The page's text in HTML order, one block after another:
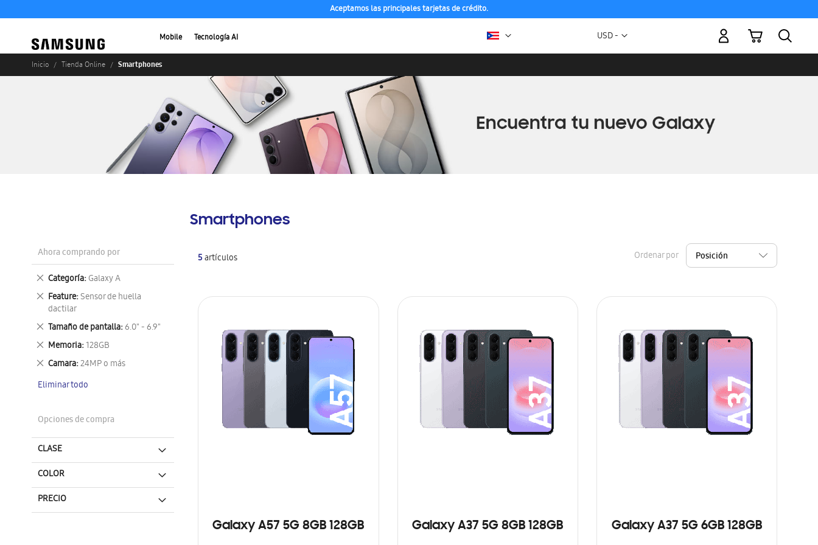
Aceptamos las principales tarjetas de crédito.
Mobile Tecnología AI Moneda
USD -
Mi carrito
Inicio Tienda Online Smartphones
Smartphones
5artículos Ordenar por
Galaxy A57 5G 8GB 128GB Galaxy A37 5G 8GB 128GB Galaxy A37 5G 6GB 128GB
Ahora comprando por
Categoría Galaxy A
Eliminar
este
artículo
Feature Sensor de huella
dactilar
Eliminar
este
artículo
Tamaño de pantalla 6.0" - 6.9"
Eliminar
este
artículo
Memoria 128GB
Eliminar
este
artículo
Camara 24MP o más
Eliminar
artículo
Eliminar todo
Opciones de compra
CLASE
COLOR
PRECIO